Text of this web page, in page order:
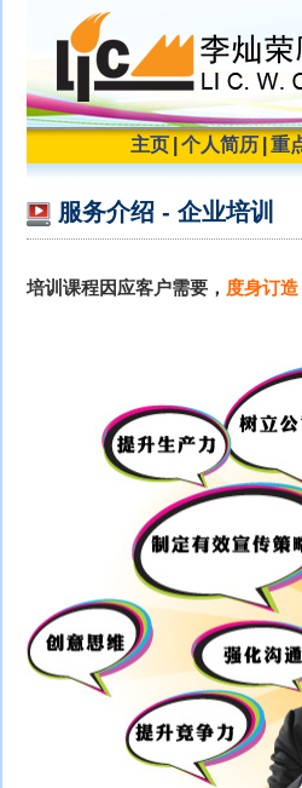
主页 个人简历 重
服务介绍 - 企业培训
培训课程因应客户需要， 度身订造